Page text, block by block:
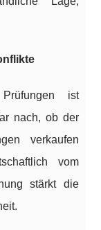
ist
nach, ob der
verkaufen
vom
stärkt die